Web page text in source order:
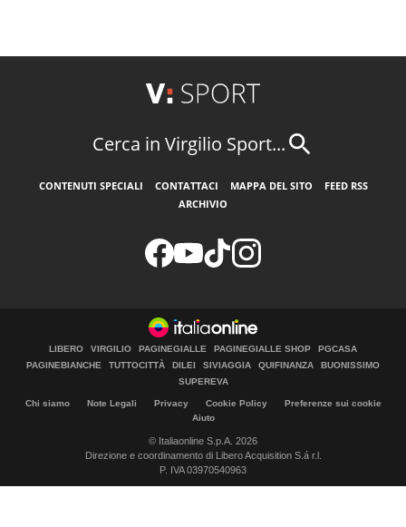
Cerca in Virgilio Sport...
CONTENUTI SPECIALI CONTATTACI MAPPA DEL SITO
FEED RSS
ARCHIVIO
LIBERO VIRGILIO PAGINEGIALLE PAGINEGIALLE SHOP
PGCASA
PAGINEBIANCHE
TUTTOCITTÀ DILEI SIVIAGGIA QUIFINANZA
BUONISSIMO
SUPEREVA
Chi siamo Note Legali Privacy Cookie Policy
Preferenze sui cookie
Aiuto
© Italiaonline S.p.A. 2026
Direzione e coordinamento di Libero Acquisition S.á r.l.
P. IVA 03970540963